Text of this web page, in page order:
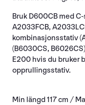
Bruk D600CB med
A2033FCB,
kombinasjonsstativ
(B6030CS,
E200 hvis du bruker
opprullingsstativ.
Min längd 117 cm /